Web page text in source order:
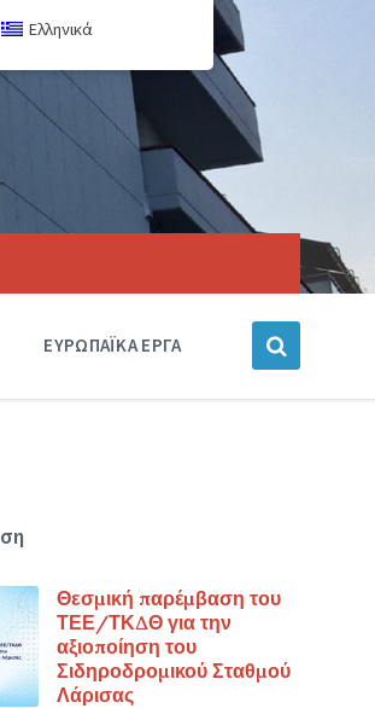
ΕΥΡΩΠΑΪΚΑ ΕΡΓΑ
Θεσμική παρέμβαση του
ΤΕΕ/ΤΚΔΘ για την
αξιοποίηση του
Σιδηροδρομικού Σταθμού
Λάρισας
Ελληνικά